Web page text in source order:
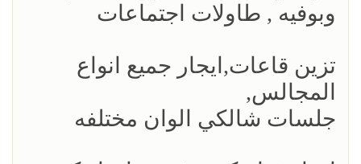
وبوفيه , طاولات اجتماعات
تزين قاعات,ايجار جميع انواع
المجالس,
جلسات شالكي الوان مختلفه